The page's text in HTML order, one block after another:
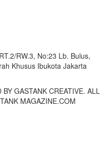
RW.3, No:23 Lb. Bulus,
Khusus Ibukota Jakarta
GASTANK CREATIVE. ALL
MAGAZINE.COM